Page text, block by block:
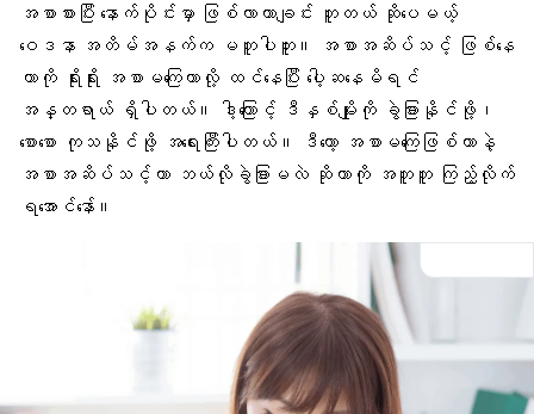
အစာစားပြီး နောက်ပိုင်းမှာ ဖြစ်လာတာချင်း တူတယ် ဆိုပေမယ့်
ဝေဒနာ အတိမ်အနက်က မတူပါဘူး။ အစာအဆိပ်သင့် ဖြစ်နေ
တာကို ရိုးရိုး အစာမကြေတာလို့ ထင်နေပြီး ပေါ့ဆနေမိရင်
အန္တရာယ် ရှိပါတယ်။ ဒါ့ကြောင့် ဒီနှစ်မျိုးကို ခွဲခြားနိုင်ဖို့၊
စောစော ကုသနိုင်ဖို့ အရေးကြီးပါတယ်။ ဒီတော့ အစာမကြေဖြစ်တာနဲ့
အစာအဆိပ်သင့်တာ ဘယ်လိုခွဲခြားမလဲ ဆိုတာကို အတူတူ ကြည့်လိုက်
ရအောင်နော်။